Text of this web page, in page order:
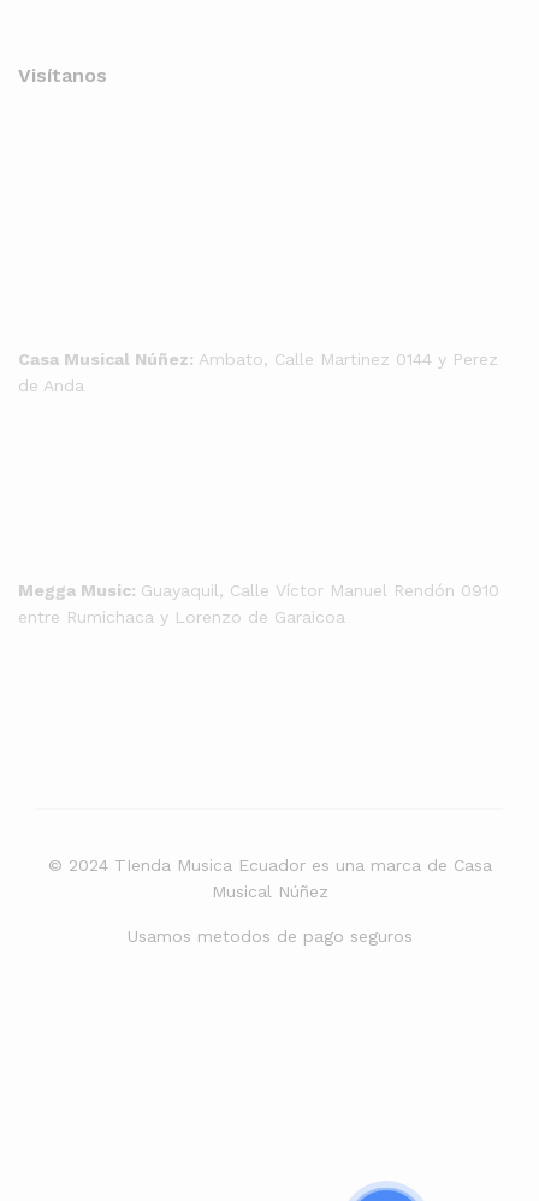
Visítanos
Casa Musical Núñez: Ambato, Calle Martinez 0144 y Perez
de Anda
Megga Music: Guayaquil, Calle Víctor Manuel Rendón 0910
entre Rumichaca y Lorenzo de Garaicoa
© 2024 TIenda Musica Ecuador es una marca de Casa
Musical Núñez
Usamos metodos de pago seguros